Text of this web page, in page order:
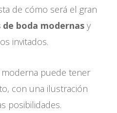
de cómo será el gran
boda modernas y
invitados.
puede tener
con una ilustración
posibilidades.